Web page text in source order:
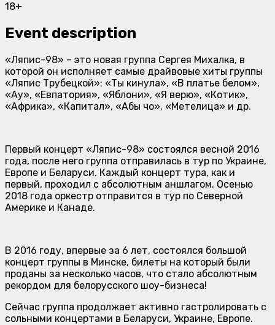
18+
Event description
«Ляпис-98» – это новая группа Сергея Михалка, в
которой он исполняет самые драйвовые хиты группы
«Ляпис Трубецкой»: «Ты кинула», «В платье белом»,
«Ау», «Евпатория», «Яблони», «Я верю», «Котик»,
«Африка», «Капитал», «Абы чо», «Метелица» и др.
Первый концерт «Ляпис-98» состоялся весной 2016
года, после него группа отправилась в тур по Украине,
Европе и Беларуси. Каждый концерт тура, как и
первый, проходил с абсолютным аншлагом. Осенью
2018 года оркестр отправится в тур по Северной
Америке и Канаде.
В 2016 году, впервые за 6 лет, состоялся большой
концерт группы в Минске, билеты на который были
проданы за несколько часов, что стало абсолютным
рекордом для белорусского шоу-бизнеса!
Сейчас группа продолжает активно гастролировать с
сольными концертами в Беларуси, Украине, Европе.